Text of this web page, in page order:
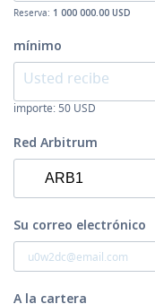
Reserva: 1 000 000.00 USD
mínimo
importe: 50 USD
Red Arbitrum
Su correo electrónico
A la cartera